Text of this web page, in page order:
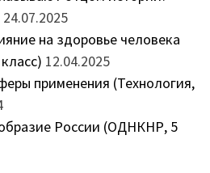
24.07.2025
на здоровье человека
12.04.2025
применения (Технология,
России (ОДНКНР, 5